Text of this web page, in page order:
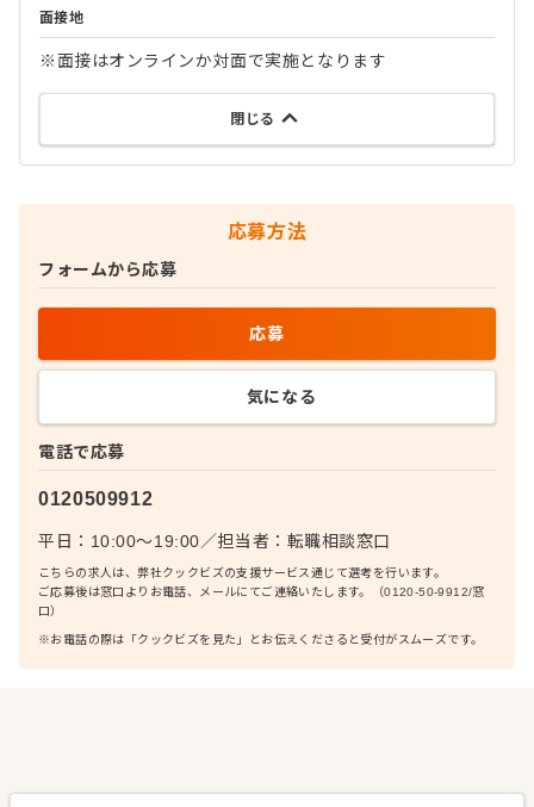
面接地
※面接はオンラインか対面で実施となります
閉じる
応募方法
電話で応募
0120509912
平日：10:00〜19:00／担当者： 転職相談窓口
こちらの求人は、弊社クックビズの支援サービス通じて選考を行います。
ご応募後は窓口よりお電話、メールにてご連絡いたします。（0120-50-9912/窓
口）
※お電話の際は「クックビズを見た」とお伝えくださると受付がスムーズです。
フォームから応募
応募
気になる